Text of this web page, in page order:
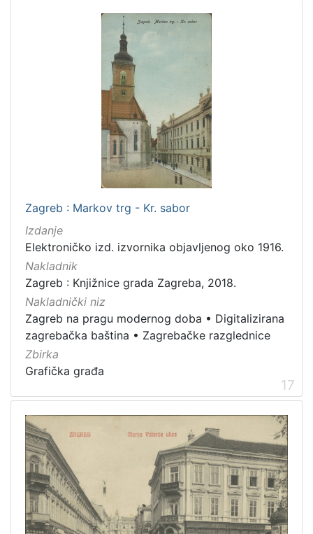
Zagreb : Markov trg - Kr. sabor
Izdanje
Elektroničko izd. izvornika objavljenog oko 1916.
Nakladnik
Zagreb : Knjižnice grada Zagreba, 2018.
Nakladnički niz
Zagreb na pragu modernog doba • Digitalizirana
zagrebačka baština • Zagrebačke razglednice
Zbirka
Grafička građa
17